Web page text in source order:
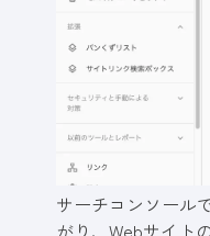
サーチコンソール